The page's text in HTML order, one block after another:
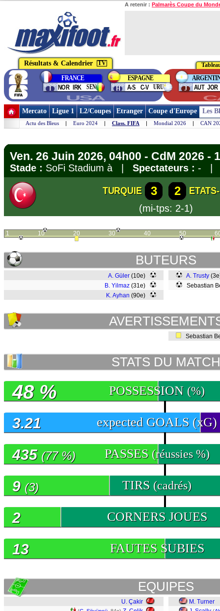
A retenir : Palmarès Coupe du
Résultats & Calendrier TV
group
I
FRANCE
SEN
NOR IRK group
H
ESPAGNE
URU
A-S C-V group
J
AUT JOR
USA
Mercato Ligue 1 L2/Coupes Etranger Coupe d'Europe Les
Actu des Bleus | Euro 2024 | Class. FIFA | Mondial 2026 | CAN
Ven. 26 Juin 2026, 04h00 - CdM 2026 -
Stade : SoFi Stadium à | Spectateurs : -
TURQUIE 3 2
(mi-tps: 2-1)
1 10 20 30 40 50
BUTEURS
A. Güler (10e)
B. Yilmaz (31e)
K. Ayhan (90e)
A. Trusty
Sebastian
Sebastian
STATS DU MATCH
POSSESSION (%)
48 %
expected GOALS (xG)
3.21
PASSES (réussies %)
435 (77 %)
TIRS (cadrés)
9 (3)
CORNERS JOUES
2
FAUTES SUBIES
13
EQUIPES
U. Çakir
M. Turner